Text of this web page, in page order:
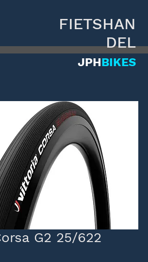
FIETSHAN
DEL
JPHBIKES
G2 25/622